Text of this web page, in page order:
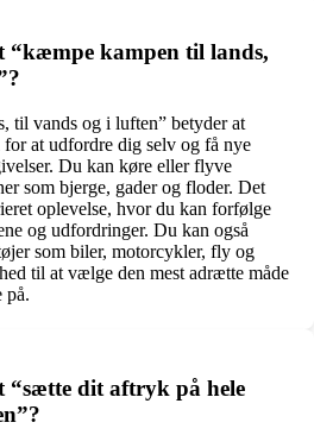
“kæmpe kampen til lands,
til vands og i luften” betyder at
at udfordre dig selv og få nye
Du kan køre eller flyve
som bjerge, gader og floder. Det
oplevelse, hvor du kan forfølge
og udfordringer. Du kan også
som biler, motorcykler, fly og
til at vælge den mest adrætte måde
på.
“sætte dit aftryk på hele